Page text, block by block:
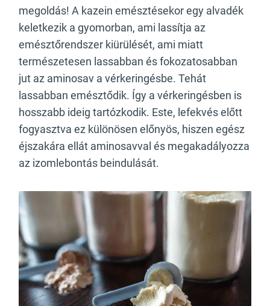
megoldás! A kazein emésztésekor egy alvadék
keletkezik a gyomorban, ami lassítja az
emésztőrendszer kiürülését, ami miatt
természetesen lassabban és fokozatosabban
jut az aminosav a vérkeringésbe. Tehát
lassabban emésztődik. Így a vérkeringésben is
hosszabb ideig tartózkodik. Este, lefekvés előtt
fogyasztva ez különösen előnyös, hiszen egész
éjszakára ellát aminosavval és megakadályozza
az izomlebontás beindulását.